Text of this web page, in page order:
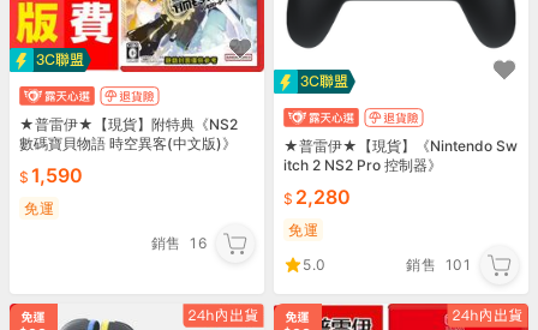
★普雷伊★【現貨】附特典《NS2
數碼寶貝物語 時空異客(中文版)》
1,590
免運
銷售 16
★普雷伊★【現貨】《Nintendo Sw
itch 2 NS2 Pro 控制器》
2,280
免運
5.0
銷售 101